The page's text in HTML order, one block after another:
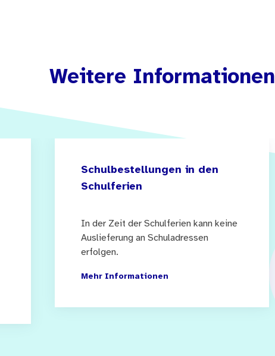
Weitere Informationen
Schulbestellungen in den
Schulferien
In der Zeit der Schulferien kann keine
Auslieferung an Schuladressen
erfolgen.
Mehr Informationen